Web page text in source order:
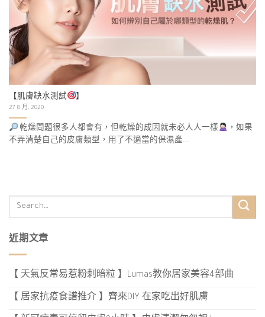
【肌膚缺水測試 】
27 8 月, 2020
乾燥問題很多人都會有，但乾燥的成因就未必人人一樣
，如果
不弄清楚自己的皮膚類型，用了不適當的保濕產....
近期文章
【 天氣反常易惹粉刺暗粒 】Lumas教你居家美容4部曲
【 居家抗疫食譜推介 】齊來DIY 在家吃出好肌膚